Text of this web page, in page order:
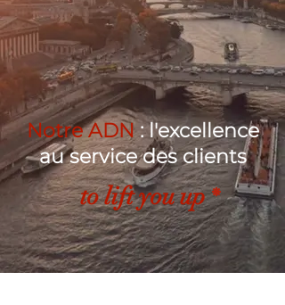
Notre ADN: l'excellence
au service des clients
to lift you up